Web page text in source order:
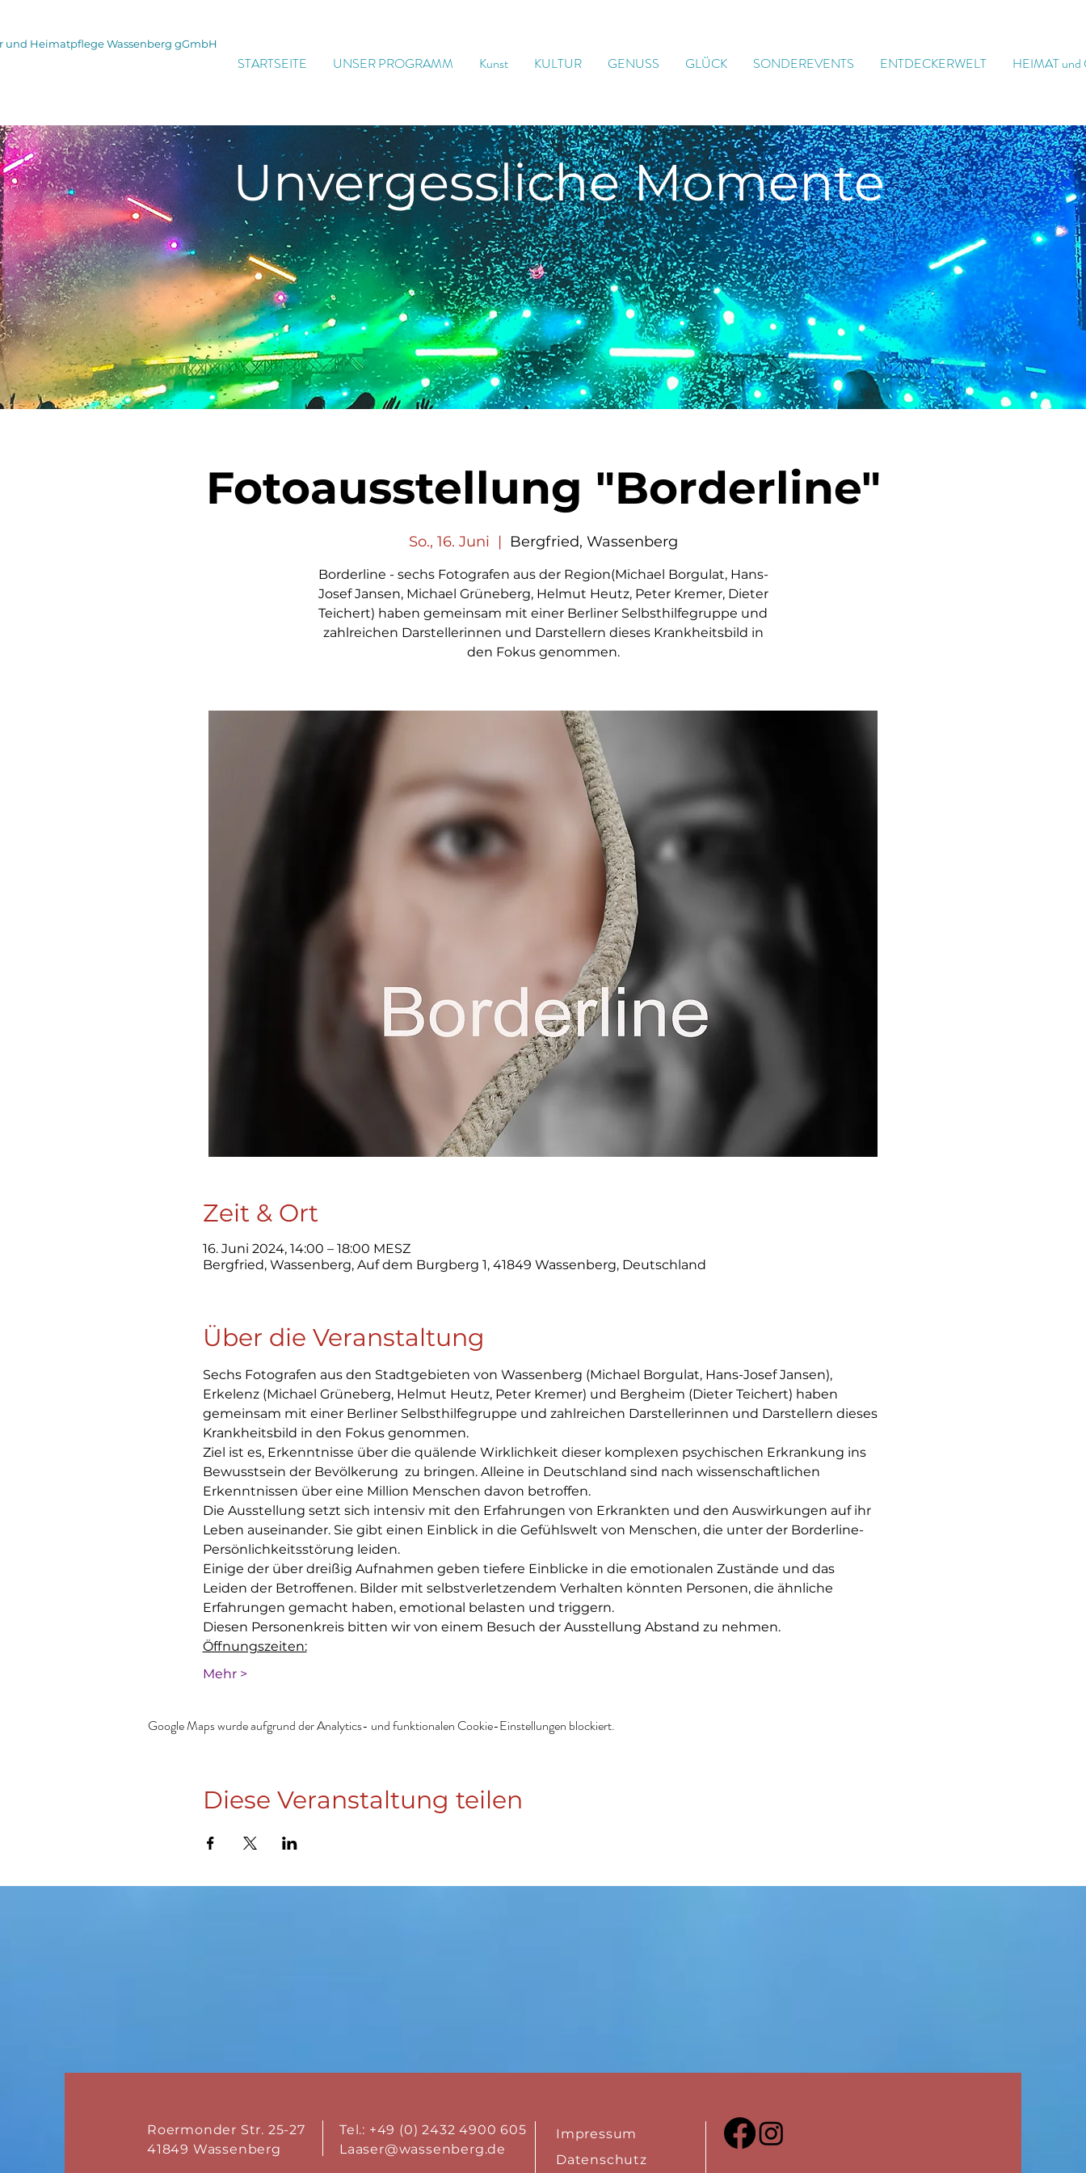
und Heimatpflege Wassenberg gGmbH
STARTSEITE UNSER PROGRAMM Kunst KULTUR GENUSS GLÜCK SONDEREVENTS ENTDECKERWELT HEIMAT
UnvergesslicheMomente
Fotoausstellung "Borderline"
So., 16. Juni
  |
Bergfried, Wassenberg
Borderline - sechs Fotografen aus der Region(Michael Borgulat, Hans-
Josef Jansen, Michael Grüneberg, Helmut Heutz, Peter Kremer, Dieter
Teichert) haben gemeinsam mit einer Berliner Selbsthilfegruppe und
zahlreichen Darstellerinnen und Darstellern dieses Krankheitsbild in
den Fokus genommen.
Zeit & Ort
16. Juni 2024, 14:00 – 18:00 MESZ
Bergfried, Wassenberg, Auf dem Burgberg 1, 41849 Wassenberg, Deutschland
Über die Veranstaltung
Sechs Fotografen aus den Stadtgebieten von Wassenberg (Michael Borgulat, Hans-Josef Jansen),
Erkelenz (Michael Grüneberg, Helmut Heutz, Peter Kremer) und Bergheim (Dieter Teichert) haben
gemeinsam mit einer Berliner Selbsthilfegruppe und zahlreichen Darstellerinnen und Darstellern dieses
Krankheitsbild in den Fokus genommen.
Ziel ist es, Erkenntnisse über die quälende Wirklichkeit dieser komplexen psychischen Erkrankung ins
Bewusstsein der Bevölkerung  zu bringen. Alleine in Deutschland sind nach wissenschaftlichen
Erkenntnissen über eine Million Menschen davon betroffen.
Die Ausstellung setzt sich intensiv mit den Erfahrungen von Erkrankten und den Auswirkungen auf ihr
Leben auseinander. Sie gibt einen Einblick in die Gefühlswelt von Menschen, die unter der Borderline-
Persönlichkeitsstörung leiden.
Einige der über dreißig Aufnahmen geben tiefere Einblicke in die emotionalen Zustände und das
Leiden der Betroffenen. Bilder mit selbstverletzendem Verhalten könnten Personen, die ähnliche
Erfahrungen gemacht haben, emotional belasten und triggern.
Diesen Personenkreis bitten wir von einem Besuch der Ausstellung Abstand zu nehmen.
Öffnungszeiten:
Mehr >
Google Maps wurde aufgrund der Analytics- und funktionalen Cookie-Einstellungen blockiert.
Diese Veranstaltung teilen
Roermonder Str. 25-27
41849 Wassenberg
Tel.: +49 (0) 2432 4900 605
Laaser@wassenberg.de
Impressum
Datenschutz